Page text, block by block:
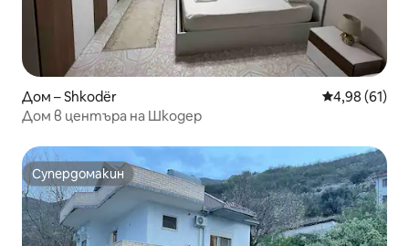
Дом – Shkodër Средна
4,98 (61)
Дом в центъра на Шкодер
Супердомакин
Супердомакин